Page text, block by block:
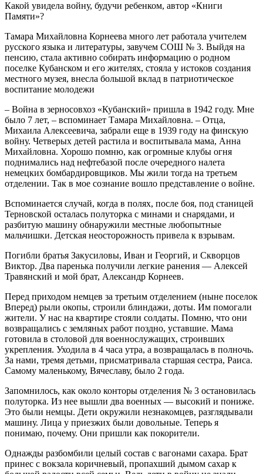
Какой увидела войну, будучи ребенком, автор «Книги
Памяти»?
Тамара Михайловна Корнеева много лет работала учителем
русского языка и литературы, завучем СОШ № 3. Выйдя на
пенсию, стала активно собирать информацию о родном
поселке Кубанском и его жителях, стояла у истоков создания
местного музея, внесла большой вклад в патриотическое
воспитание молодежи
– Война в зерносовхоз «Кубанский» пришла в 1942 году. Мне
было 7 лет, – вспоминает Тамара Михайловна. – Отца,
Михаила Алексеевича, забрали еще в 1939 году на финскую
войну. Четверых детей растила и воспитывала мама, Анна
Михайловна. Хорошо помню, как огромные клубы огня
поднимались над нефтебазой после очередного налета
немецких бомбардировщиков. Мы жили тогда на третьем
отделении. Так в мое сознание вошло представление о войне.
Вспоминается случай, когда в полях, после боя, под станицей
Терновской осталась полуторка с минами и снарядами, и
разбитую машину обнаружили местные любопытные
мальчишки. Детская неосторожность привела к взрывам.
Погибли братья Закусиловы, Иван и Георгий, и Скворцов
Виктор. Два паренька получили легкие ранения — Алексей
Травянский и мой брат, Александр Корнеев.
Перед приходом немцев за третьим отделением (ныне поселок
Вперед) рыли окопы, строили блиндажи, доты. Им помогали
жители. У нас на квартире стояли солдаты. Помню, что они
возвращались с земляных работ поздно, уставшие. Мама
готовила в столовой для военнослужащих, строивших
укрепления. Уходила в 4 часа утра, а возвращалась в полночь.
За нами, тремя детьми, присматривала старшая сестра, Раиса.
Самому маленькому, Вячеславу, было 2 года.
Запомнилось, как около конторы отделения № 3 остановилась
полуторка. Из нее вышли два военных — высокий и пониже.
Это были немцы. Дети окружили незнакомцев, разглядывали
машину. Лица у приезжих были довольные. Теперь я
понимаю, почему. Они пришли как покорители.
Однажды разбомбили целый состав с вагонами сахара. Брат
принес с вокзала коричневый, пропахший дымом сахар к